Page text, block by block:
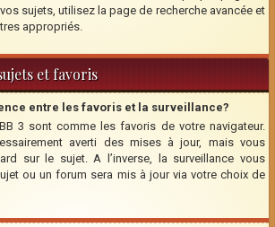
sujets, utilisez la page de recherche avancée et
appropriés.
et favoris
entre les favoris et la surveillance?
3 sont comme les favoris de votre navigateur.
averti des mises à jour, mais vous
sur le sujet. A l’inverse, la surveillance vous
ou un forum sera mis à jour via votre choix de